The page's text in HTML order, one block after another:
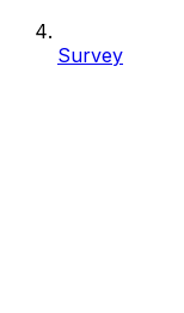
Survey